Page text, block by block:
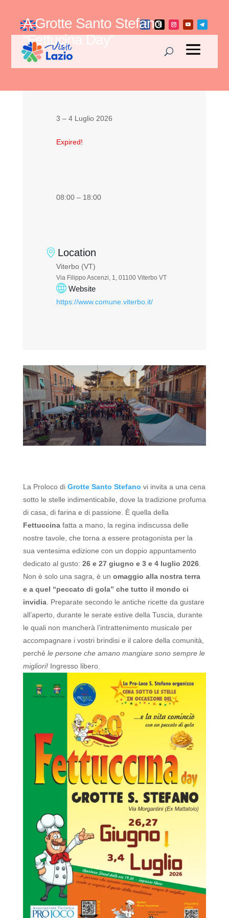
A Grotte Santo Stefano
“Fettucina Day”
3 – 4 Luglio 2026
Expired!
08:00 – 18:00
Location
Viterbo (VT)
Via Filippo Ascenzi, 1, 01100 Viterbo VT
Website
https://www.comune.viterbo.it/
La Proloco di Grotte Santo Stefano vi invita a una cena
sotto le stelle indimenticabile, dove la tradizione profuma
di casa, di farina e di passione. È quella della
Fettuccina fatta a mano, la regina indiscussa delle
nostre tavole, che torna a essere protagonista per la
sua ventesima edizione con un doppio appuntamento
dedicato al gusto: 26 e 27 giugno e 3 e 4 luglio 2026.
Non è solo una sagra, è un omaggio alla nostra terra
e a quel “peccato di gola” che tutto il mondo ci
invidia. Preparate secondo le antiche ricette da gustare
all’aperto, durante le serate estive della Tuscia, durante
le quali non mancherà l’intrattenimento musicale per
accompagnare i vostri brindisi e il calore della comunità,
perché le persone che amano mangiare sono sempre le
migliori! Ingresso libero.